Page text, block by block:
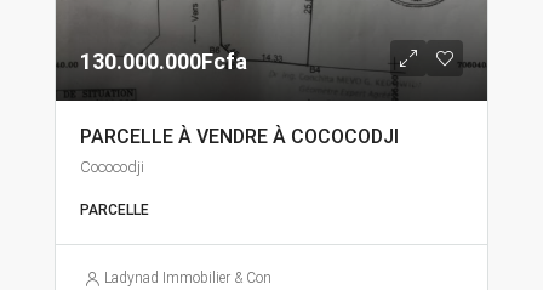
130.000.000Fcfa
PARCELLE À VENDRE À COCOCODJI
Cococodji
PARCELLE
Ladynad Immobilier & Construction